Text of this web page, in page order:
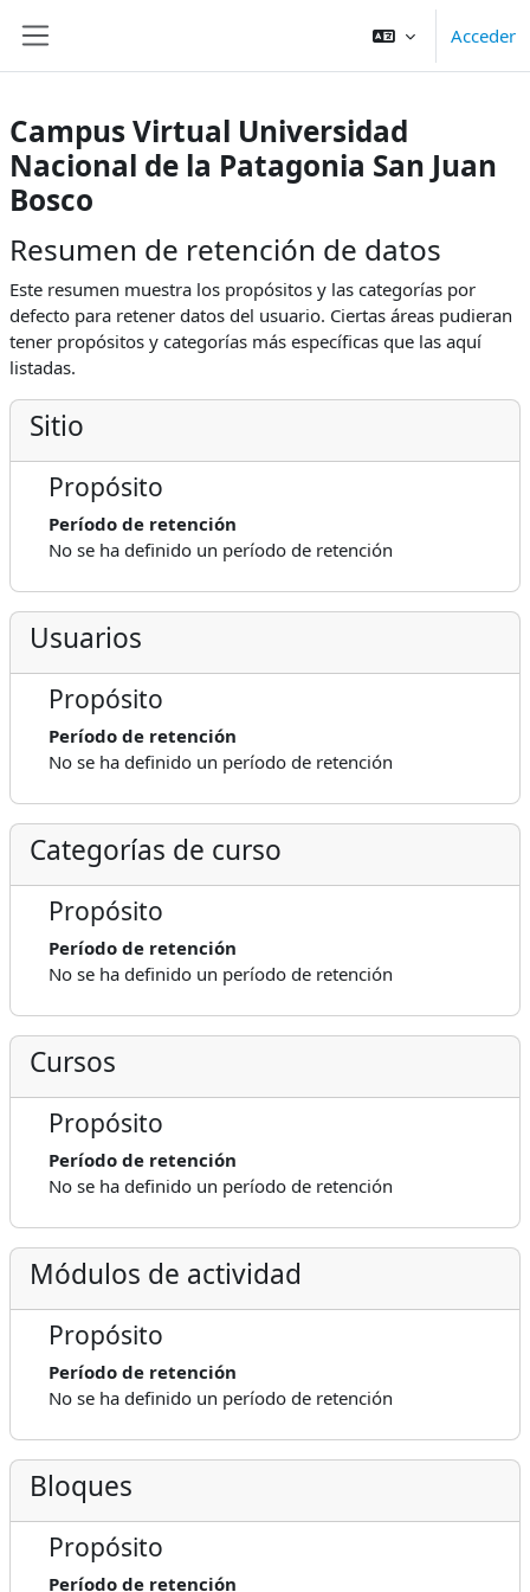
Acceder
Campus Virtual Universidad
Nacional de la Patagonia San Juan
Bosco
Resumen de retención de datos
Este resumen muestra los propósitos y las categorías por
defecto para retener datos del usuario. Ciertas áreas pudieran
tener propósitos y categorías más específicas que las aquí
listadas.
Sitio
Propósito
Período de retención
No se ha definido un período de retención
Usuarios
Propósito
Período de retención
No se ha definido un período de retención
Categorías de curso
Propósito
Período de retención
No se ha definido un período de retención
Cursos
Propósito
Período de retención
No se ha definido un período de retención
Módulos de actividad
Propósito
Período de retención
No se ha definido un período de retención
Bloques
Propósito
Período de retención